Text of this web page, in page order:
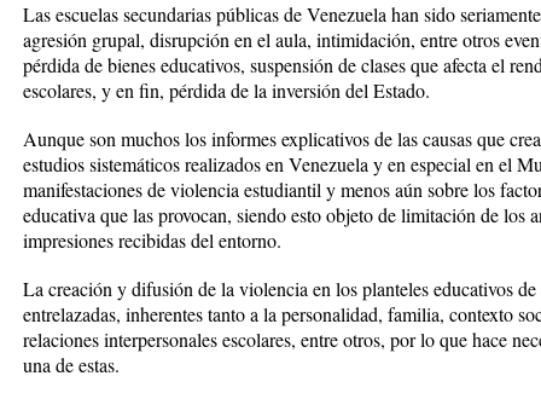
Las escuelas secundarias públicas de Venezuela han sido
agresión grupal, disrupción en el aula, intimidación, entre otros
pérdida de bienes educativos, suspensión de clases que afecta el
escolares, y en fin, pérdida de la inversión del Estado.
Aunque son muchos los informes explicativos de las causas que
estudios sistemáticos realizados en Venezuela y en especial en el
manifestaciones de violencia estudiantil y menos aún sobre los
educativa que las provocan, siendo esto objeto de limitación de los
impresiones recibidas del entorno.
La creación y difusión de la violencia en los planteles educativos
entrelazadas, inherentes tanto a la personalidad, familia, contexto
relaciones interpersonales escolares, entre otros, por lo que hace
una de estas.